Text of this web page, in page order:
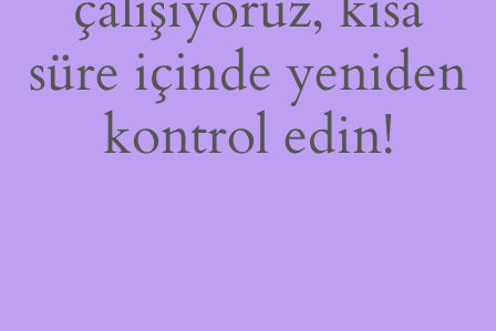
süre içinde yeniden
kontrol edin!